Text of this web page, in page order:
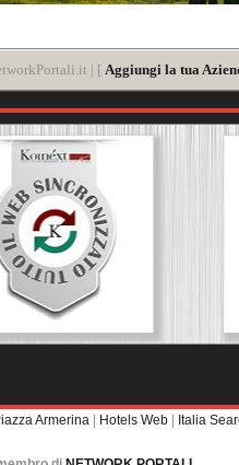
| [ Aggiungi la tua
Armerina | Hotels Web | Italia